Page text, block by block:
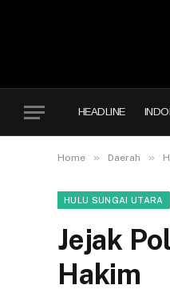
HEADLINE
Home » Daerah »
HULU SUNGAI UTARA
Jejak
Hakim